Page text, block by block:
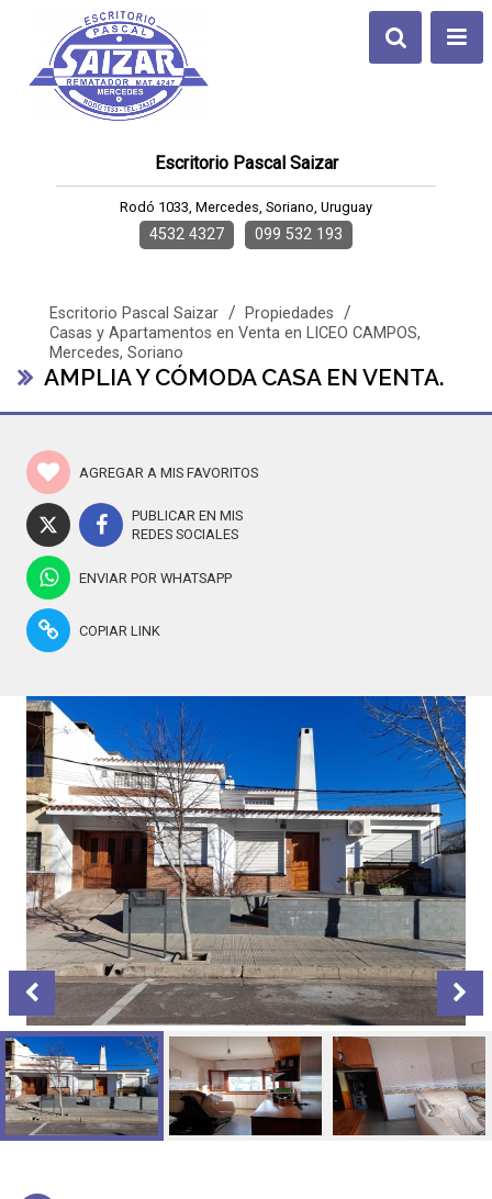
Escritorio Pascal Saizar
Rodó 1033, Mercedes, Soriano, Uruguay
4532 4327 099 532 193
Escritorio Pascal Saizar / Propiedades /
Casas y Apartamentos en Venta en LICEO CAMPOS,
Mercedes, Soriano
AMPLIA Y CÓMODA CASA EN VENTA.
AGREGAR A MIS FAVORITOS
PUBLICAR EN MIS
REDES SOCIALES
ENVIAR POR WHATSAPP
COPIAR LINK